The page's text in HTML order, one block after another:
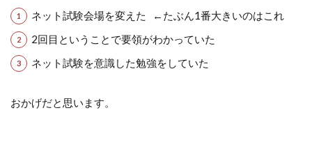
ネット試験会場を変えた ←たぶん1番大きいのはこれ
2回目ということで要領がわかっていた
ネット試験を意識した勉強をしていた
おかげだと思います。